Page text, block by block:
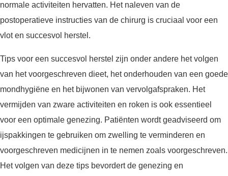
normale activiteiten hervatten. Het naleven van de
postoperatieve instructies van de chirurg is cruciaal voor een
vlot en succesvol herstel.
Tips voor een succesvol herstel zijn onder andere het volgen
van het voorgeschreven dieet, het onderhouden van een goede
mondhygiëne en het bijwonen van vervolgafspraken. Het
vermijden van zware activiteiten en roken is ook essentieel
voor een optimale genezing. Patiënten wordt geadviseerd om
ijspakkingen te gebruiken om zwelling te verminderen en
voorgeschreven medicijnen in te nemen zoals voorgeschreven.
Het volgen van deze tips bevordert de genezing en